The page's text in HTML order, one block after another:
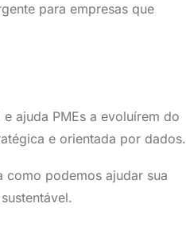
para empresas que
ajuda PMEs a evoluírem do
e orientada por dados.
como podemos ajudar sua